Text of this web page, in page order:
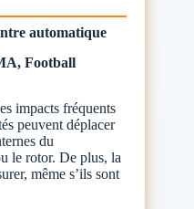
automatique
Football
impacts fréquents
peuvent déplacer
du
le rotor. De plus, la
même s’ils sont